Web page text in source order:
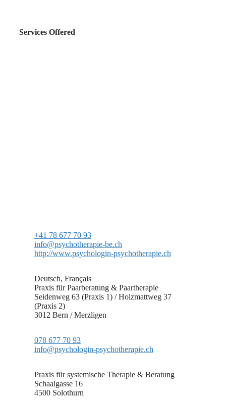
Services Offered
+41 78 677 70 93
info@psychotherapie-be.ch
http://www.psychologin-psychotherapie.ch
Deutsch, Français
Praxis für Paarberatung & Paartherapie
Seidenweg 63 (Praxis 1) / Holzmattweg 37
(Praxis 2)
3012 Bern / Merzligen
078 677 70 93
info@psychologin-psychotherapie.ch
Praxis für systemische Therapie & Beratung
Schaalgasse 16
4500 Solothurn